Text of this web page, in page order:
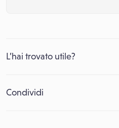
L’hai trovato utile?
Condividi